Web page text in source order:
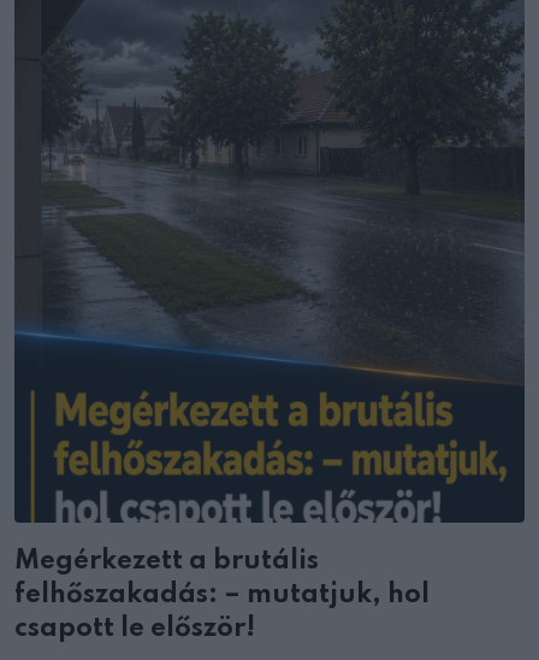
Megérkezett a brutális
felhőszakadás: – mutatjuk, hol
csapott le először!